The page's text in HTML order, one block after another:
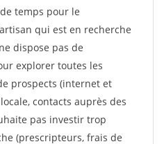
temps pour le
qui est en recherche
dispose pas de
explorer toutes les
prospects (internet et
contacts auprès des
pas investir trop
(prescripteurs, frais de